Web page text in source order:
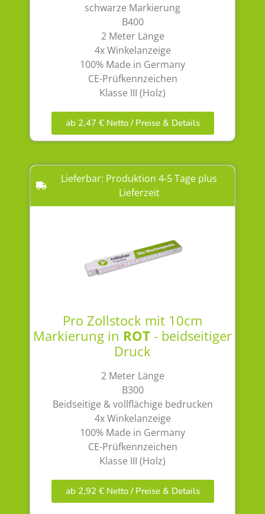
schwarze Markierung
B400
2 Meter Länge
4x Winkelanzeige
100% Made in Germany
CE-Prüfkennzeichen
Klasse III (Holz)
ab 2,47 € Netto / Preise & Details
Lieferbar: Produktion 4-5 Tage plus
Lieferzeit
Pro Zollstock mit 10cm
Markierung in ROT- beidseitiger
Druck
2 Meter Länge
B300
Beidseitige & vollflächige bedrucken
4x Winkelanzeige
100% Made in Germany
CE-Prüfkennzeichen
Klasse III (Holz)
ab 2,92 € Netto / Preise & Details